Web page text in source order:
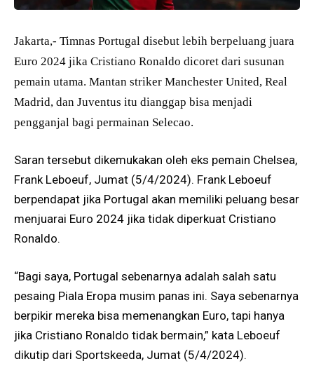
Jakarta,- Timnas Portugal disebut lebih berpeluang juara
Euro 2024 jika Cristiano Ronaldo dicoret dari susunan
pemain utama. Mantan striker Manchester United, Real
Madrid, dan Juventus itu dianggap bisa menjadi
pengganjal bagi permainan Selecao.
Saran tersebut dikemukakan oleh eks pemain Chelsea,
Frank Leboeuf, Jumat (5/4/2024). Frank Leboeuf
berpendapat jika Portugal akan memiliki peluang besar
menjuarai Euro 2024 jika tidak diperkuat Cristiano
Ronaldo.
“Bagi saya, Portugal sebenarnya adalah salah satu
pesaing Piala Eropa musim panas ini. Saya sebenarnya
berpikir mereka bisa memenangkan Euro, tapi hanya
jika Cristiano Ronaldo tidak bermain,” kata Leboeuf
dikutip dari Sportskeeda, Jumat (5/4/2024).